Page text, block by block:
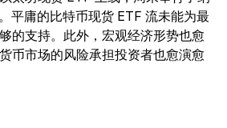
平庸的比特币现货 ETF 流未能为最
的支持。此外，宏观经济形势也愈
币市场的风险承担投资者也愈演愈